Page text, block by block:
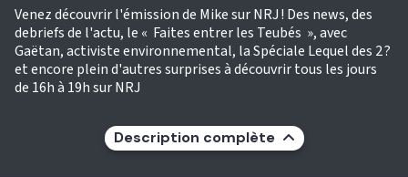
Venez découvrir l'émission de Mike sur NRJ ! Des news, des
debriefs de l'actu, le « Faites entrer les Teubés », avec
Gaëtan, activiste environnemental, la Spéciale Lequel des 2 ?
et encore plein d'autres surprises à découvrir tous les jours
de 16h à 19h sur NRJ
Description complète